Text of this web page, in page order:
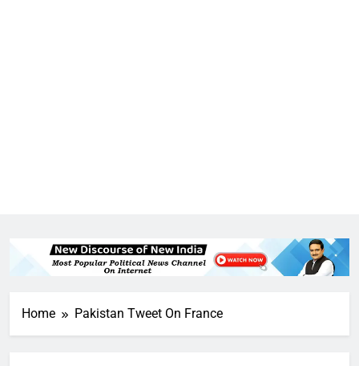
Home Pakistan Tweet On France
राम की नगरी अयोध्या में आने वाले भक्तों
का स्वागत करेगा लक्ष्मण द्वार
6